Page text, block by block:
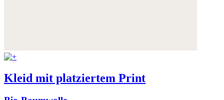
Kleid mit platziertem Print